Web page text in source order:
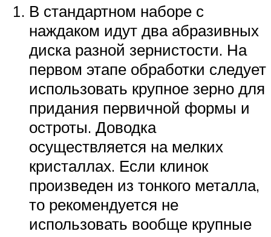
В стандартном наборе с
наждаком идут два абразивных
диска разной зернистости. На
первом этапе обработки следует
использовать крупное зерно для
придания первичной формы и
остроты. Доводка
осуществляется на мелких
кристаллах. Если клинок
произведен из тонкого металла,
то рекомендуется не
использовать вообще крупные